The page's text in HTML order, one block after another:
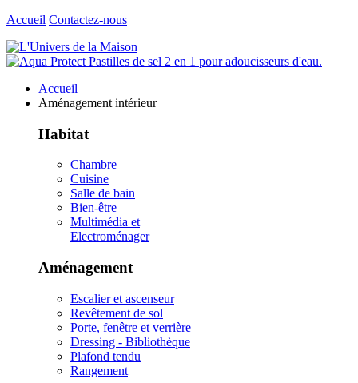
Accueil Contactez-nous
Accueil
Aménagement intérieur
Habitat
Chambre
Cuisine
Salle de bain
Bien-être
Multimédia et
Electroménager
Aménagement
Escalier et ascenseur
Revêtement de sol
Porte, fenêtre et verrière
Dressing - Bibliothèque
Plafond tendu
Rangement